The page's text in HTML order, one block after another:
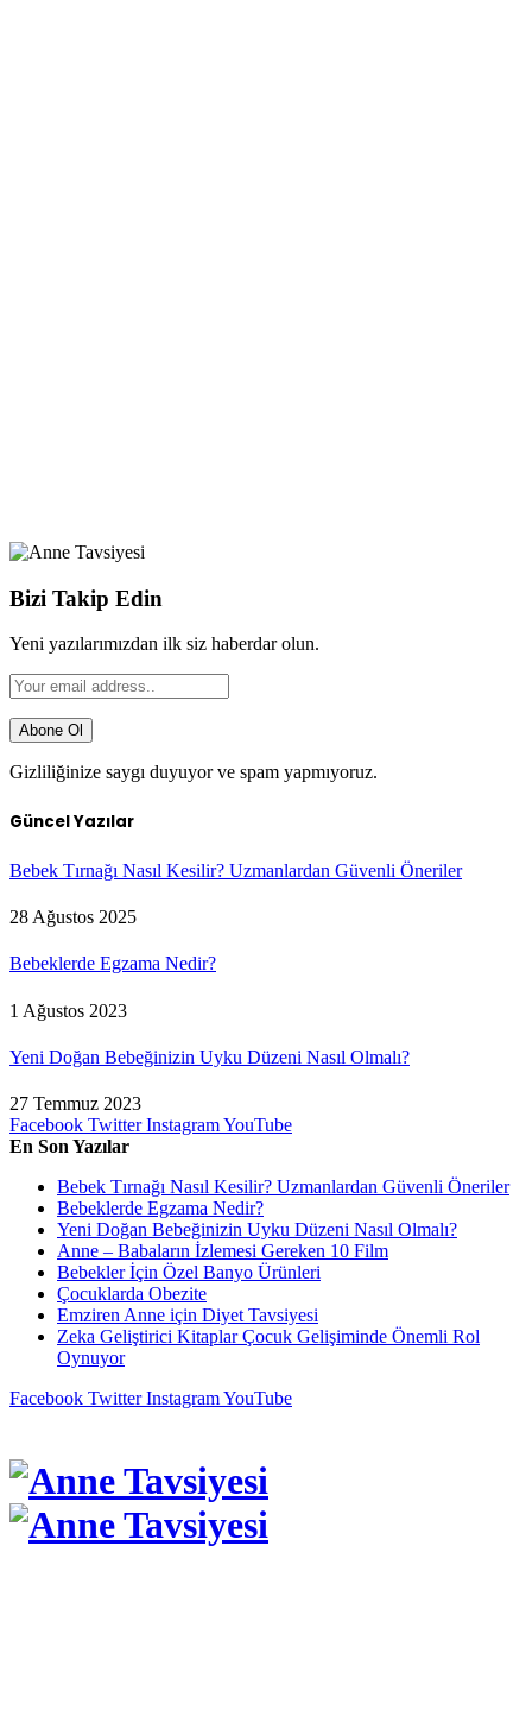
Bizi Takip Edin
Yeni yazılarımızdan ilk siz haberdar olun.
Gizliliğinize saygı duyuyor ve spam yapmıyoruz.
Güncel Yazılar
Bebek Tırnağı Nasıl Kesilir? Uzmanlardan Güvenli Öneriler
28 Ağustos 2025
Bebeklerde Egzama Nedir?
1 Ağustos 2023
Yeni Doğan Bebeğinizin Uyku Düzeni Nasıl Olmalı?
27 Temmuz 2023
Facebook Twitter InstagramYouTube
En Son Yazılar
Bebek Tırnağı Nasıl Kesilir? Uzmanlardan Güvenli Öneriler
Bebeklerde Egzama Nedir?
Yeni Doğan Bebeğinizin Uyku Düzeni Nasıl Olmalı?
Anne – Babaların İzlemesi Gereken 10 Film
Bebekler İçin Özel Banyo Ürünleri
Çocuklarda Obezite
Emziren Anne için Diyet Tavsiyesi
Zeka Geliştirici Kitaplar Çocuk Gelişiminde Önemli Rol
Oynuyor
Facebook Twitter InstagramYouTube